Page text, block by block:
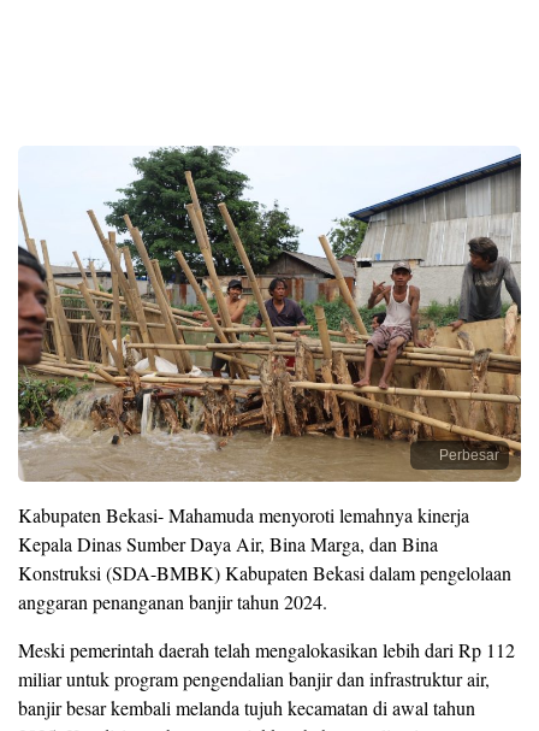
Perbesar
Kabupaten Bekasi- Mahamuda menyoroti lemahnya kinerja
Kepala Dinas Sumber Daya Air, Bina Marga, dan Bina
Konstruksi (SDA-BMBK) Kabupaten Bekasi dalam pengelolaan
anggaran penanganan banjir tahun 2024.
Meski pemerintah daerah telah mengalokasikan lebih dari Rp 112
miliar untuk program pengendalian banjir dan infrastruktur air,
banjir besar kembali melanda tujuh kecamatan di awal tahun